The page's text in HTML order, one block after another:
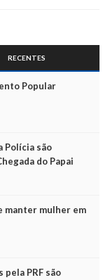
RECENTES
Popular
Polícia são
do Papai
manter mulher em
PRF são